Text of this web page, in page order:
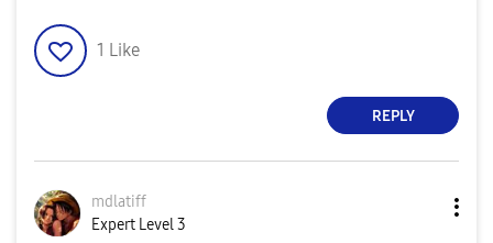
1 Like
REPLY
mdlatiff
Expert Level 3